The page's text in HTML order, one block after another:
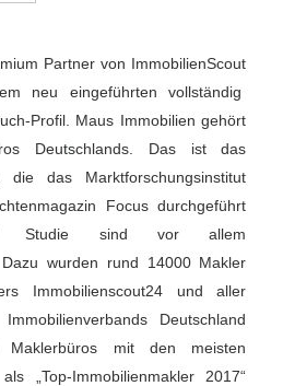
Partner von ImmobilienScout
neu eingeführten vollständig
Profil. Maus Immobilien gehört
Deutschlands. Das ist das
die das Marktforschungsinstitut
Focus durchgeführt
Studie sind vor allem
Dazu wurden rund 14000 Makler
Immobilienscout24 und aller
Deutschland
Maklerbüros mit den meisten
„Top-Immobilienmakler 2017“